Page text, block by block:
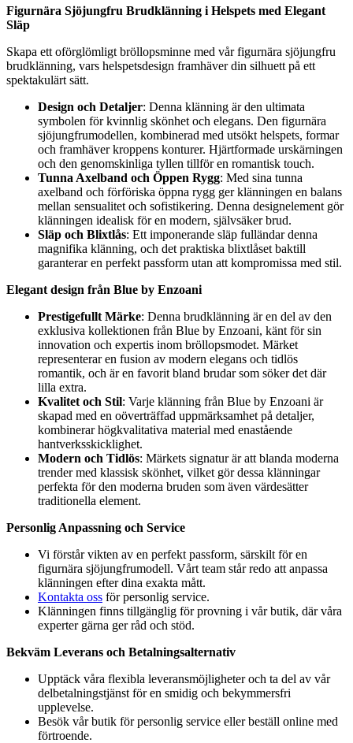
Figurnära Sjöjungfru Brudklänning i Helspets med Elegant
Släp
Skapa ett oförglömligt bröllopsminne med vår figurnära sjöjungfru
brudklänning, vars helspetsdesign framhäver din silhuett på ett
spektakulärt sätt.
Design och Detaljer: Denna klänning är den ultimata
symbolen för kvinnlig skönhet och elegans. Den figurnära
sjöjungfrumodellen, kombinerad med utsökt helspets, formar
och framhäver kroppens konturer. Hjärtformade urskärningen
och den genomskinliga tyllen tillför en romantisk touch.
Tunna Axelband och Öppen Rygg: Med sina tunna
axelband och förföriska öppna rygg ger klänningen en balans
mellan sensualitet och sofistikering. Denna designelement gör
klänningen idealisk för en modern, självsäker brud.
Släp och Blixtlås: Ett imponerande släp fulländar denna
magnifika klänning, och det praktiska blixtlåset baktill
garanterar en perfekt passform utan att kompromissa med stil.
Elegant design från Blue by Enzoani
Prestigefullt Märke: Denna brudklänning är en del av den
exklusiva kollektionen från Blue by Enzoani, känt för sin
innovation och expertis inom bröllopsmodet. Märket
representerar en fusion av modern elegans och tidlös
romantik, och är en favorit bland brudar som söker det där
lilla extra.
Kvalitet och Stil: Varje klänning från Blue by Enzoani är
skapad med en oöverträffad uppmärksamhet på detaljer,
kombinerar högkvalitativa material med enastående
hantverksskicklighet.
Modern och Tidlös: Märkets signatur är att blanda moderna
trender med klassisk skönhet, vilket gör dessa klänningar
perfekta för den moderna bruden som även värdesätter
traditionella element.
Personlig Anpassning och Service
Vi förstår vikten av en perfekt passform, särskilt för en
figurnära sjöjungfrumodell. Vårt team står redo att anpassa
klänningen efter dina exakta mått.
Kontakta oss för personlig service.
Klänningen finns tillgänglig för provning i vår butik, där våra
experter gärna ger råd och stöd.
Bekväm Leverans och Betalningsalternativ
Upptäck våra flexibla leveransmöjligheter och ta del av vår
delbetalningstjänst för en smidig och bekymmersfri
upplevelse.
Besök vår butik för personlig service eller beställ online med
förtroende.